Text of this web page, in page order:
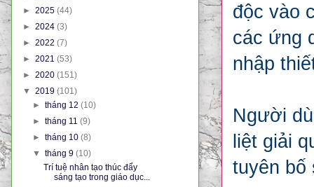
độc vào
các ứng
nhập
Người
liệt giải
tuyên bố
► 2025 (44)
► 2024 (3)
► 2022 (7)
► 2021 (53)
► 2020 (151)
▼ 2019 (101)
►tháng 12(10)
►tháng 11(9)
►tháng 10(8)
▼tháng 9(10)
Trí tuệ nhân tạo thúc đẩy
sáng tạo trong giáo dục...